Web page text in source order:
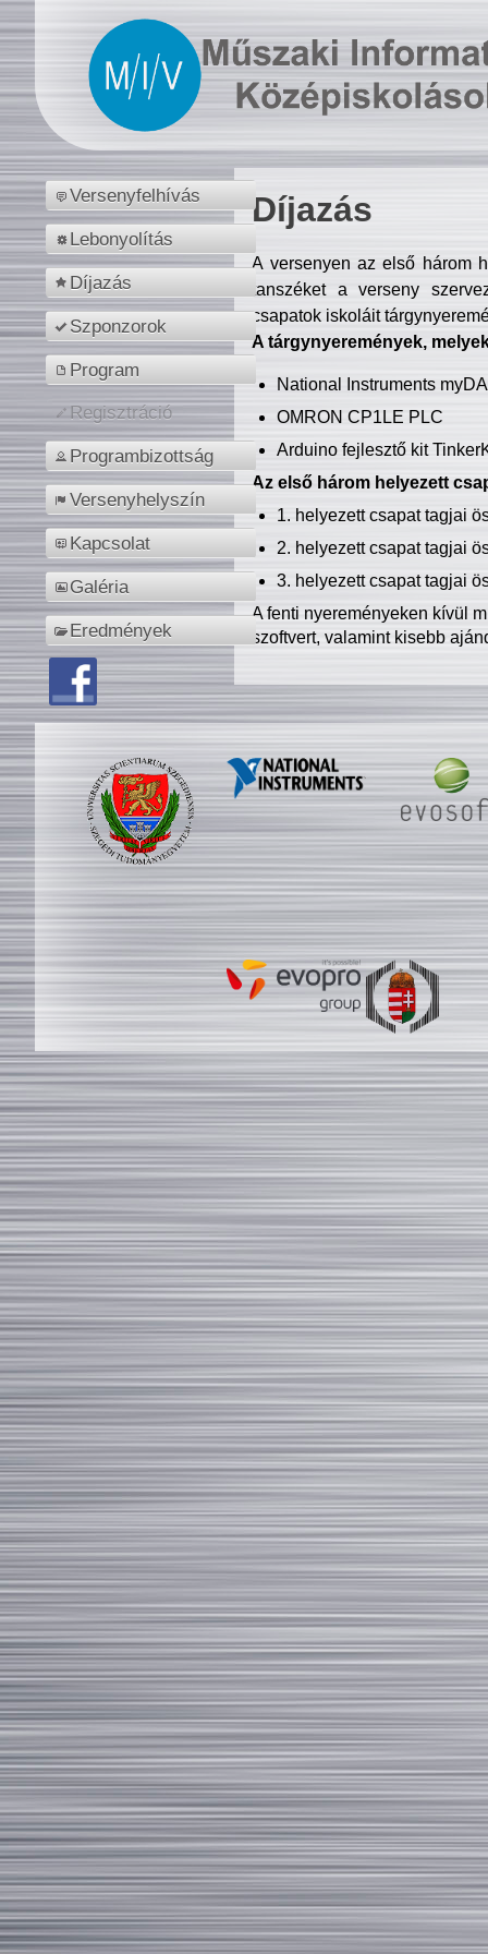
Versenyfelhívás
Lebonyolítás
Díjazás
Szponzorok
Program
Regisztráció
Programbizottság
Versenyhelyszín
Kapcsolat
Galéria
Eredmények
Díjazás
A versenyen az első három
tanszéket a verseny
csapatok iskoláit
A tárgynyeremények,
National Instruments
OMRON CP1LE PLC
Arduino fejlesztő kit
Az első három helyezett
1. helyezett csapat tagjai
2. helyezett csapat tagjai
3. helyezett csapat tagjai
A fenti nyereményeken kívül
szoftvert, valamint kisebb